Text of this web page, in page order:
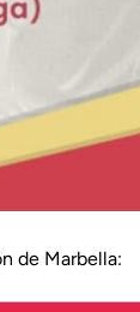
de Marbella: